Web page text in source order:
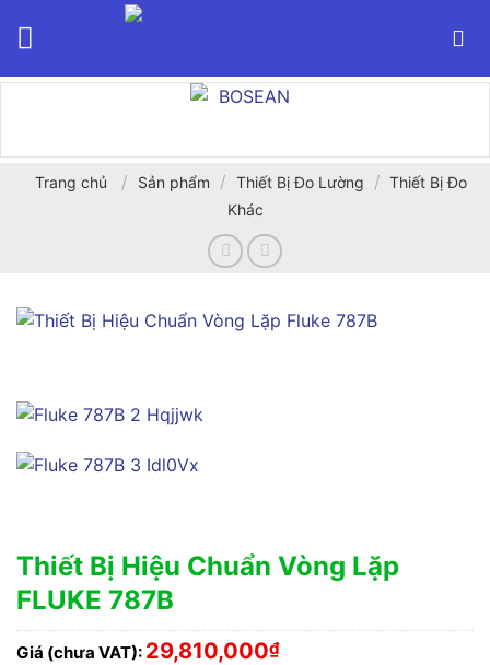
Trang chủ / Sản phẩm / Thiết Bị Đo Lường / Thiết Bị Đo
Khác
Thiết Bị Hiệu Chuẩn Vòng Lặp
FLUKE 787B
Giá (chưa VAT): 29,810,000₫